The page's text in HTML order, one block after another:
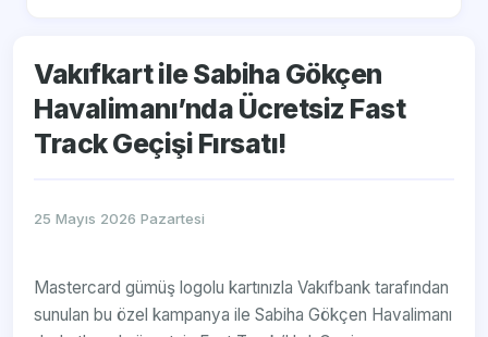
Vakıfkart ile Sabiha Gökçen
Havalimanı’nda Ücretsiz Fast
Track Geçişi Fırsatı!
25 Mayıs 2026 Pazartesi
Mastercard gümüş logolu kartınızla Vakıfbank tarafından
sunulan bu özel kampanya ile Sabiha Gökçen Havalimanı